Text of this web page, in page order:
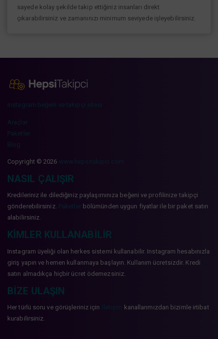
sayede kolay şekilde takip ettiğiniz insanları direkt
çıkarabilirsiniz ve zamanınızı minimum seviyede işleyebilirsiniz.
instagram beğeni ve takipçi sitesi
Araçlar
Paketler
Blog
Copyright © 2026 www.hepsitakipci.com
NASIL ÇALIŞIR
Kredileriniz ile dilediğiniz paylaşımınıza beğeni ve profilinize takipçi
gönderebilirsiniz. Paketler bölümünden uygun fiyatlar ile bir paket satın
alabilirsiniz.
KIMLER KULLANABILIR
Instagram üyeliği olan herkes sistemi kullanabilir. Instagram hesabınızla
giriş yapın ve hemen kullanmaya başlayın. Kullanım ücretsizdir. Kredi
satın almadıkça hiçbir ücret ödemezsiniz.
BIZE ULAŞIN
Her türlü soru ve görüşleriniz için
kanallarımızdan bizimle irtibat
kurabilirsiniz.